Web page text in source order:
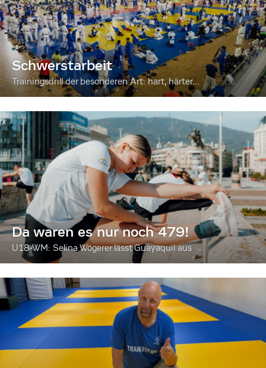
Schwerstarbeit
Trainingsdrill der besonderen Art: hart, härter...
Da waren es nur noch 479!
U18-WM: Selina Wögerer lässt Guayaquil aus